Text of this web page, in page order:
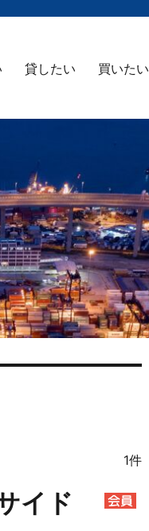
貸したい 買いたい
1件
イド